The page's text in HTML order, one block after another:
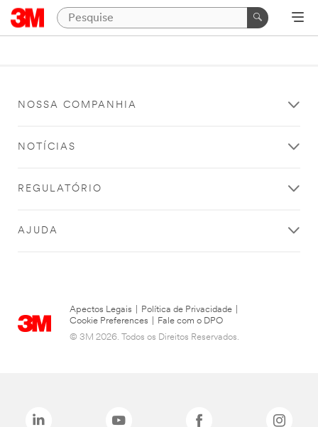
NOSSA COMPANHIA
NOTÍCIAS
REGULATÓRIO
AJUDA
Apectos Legais Política de Privacidade
Cookie Preferences
Fale com o DPO
© 3M 2026. Todos os Direitos Reservados.